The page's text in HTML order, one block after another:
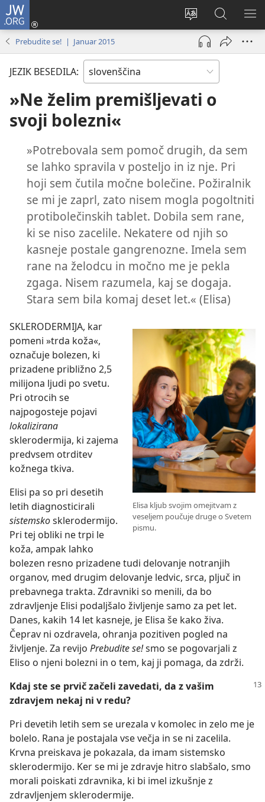
JW.ORG
Spremeni
jezik
spletnega
mesta
Prijava
(odpre
okno)
Iskanje
po
JW.ORG
Prebudite se! | Januar 2015
JEZIK BESEDILA:
»Ne želim premišljevati o
svoji bolezni«
»Potrebovala sem pomoč drugih, da sem
se lahko spravila v posteljo in iz nje. Pri
hoji sem čutila močne bolečine. Požiralnik
se mi je zaprl, zato nisem mogla pogoltniti
protibolečinskih tablet. Dobila sem rane,
ki se niso zacelile. Nekatere od njih so
kasneje postale gangrenozne. Imela sem
rane na želodcu in močno me je pekla
zgaga. Nisem razumela, kaj se dogaja.
Stara sem bila komaj deset let.« (Elisa)
Elisa kljub svojim omejitvam z
veseljem poučuje druge o Svetem
pismu.
SKLERODERMIJA, kar
pomeni »trda koža«,
označuje bolezen, ki
prizadene približno 2,5
milijona ljudi po svetu.
Pri otrocih se
najpogosteje pojavi
lokalizirana
sklerodermija, ki zajema
predvsem otrditev
kožnega tkiva.
Elisi pa so pri desetih
letih diagnosticirali
sistemskosklerodermijo.
Pri tej obliki ne trpi le
koža, ampak lahko
bolezen resno prizadene tudi delovanje notranjih
organov, med drugim delovanje ledvic, srca, pljuč in
prebavnega trakta. Zdravniki so menili, da bo
zdravljenje Elisi podaljšalo življenje samo za pet let.
Danes, kakih 14 let kasneje, je Elisa še kako živa.
Čeprav ni ozdravela, ohranja pozitiven pogled na
življenje. Za revijo Prebudite se!smo se pogovarjali z
Eliso o njeni bolezni in o tem, kaj ji pomaga, da zdrži.
Kdaj ste se prvič začeli zavedati, da z vašim
zdravjem nekaj ni v redu?
Pri devetih letih sem se urezala v komolec in zelo me je
bolelo. Rana je postajala vse večja in se ni zacelila.
Krvna preiskava je pokazala, da imam sistemsko
sklerodermijo. Ker se mi je zdravje hitro slabšalo, smo
morali poiskati zdravnika, ki bi imel izkušnje z
zdravljenjem sklerodermije.